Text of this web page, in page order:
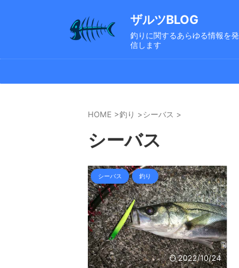
ザルツBLOG
釣りに関するあらゆる情報を発
信します
HOME >釣り >シーバス >
シーバス
シーバス 釣り
2022/10/24